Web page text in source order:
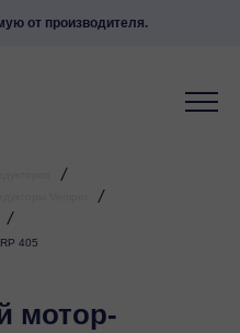
от производителя.
/
/
/
405
мотор-